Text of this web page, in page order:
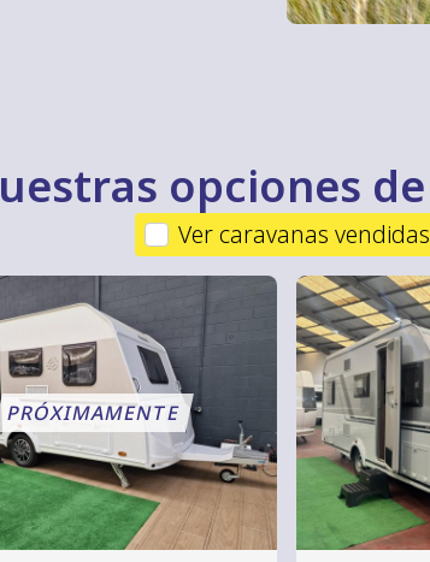
opciones de
Ver caravanas vendidas